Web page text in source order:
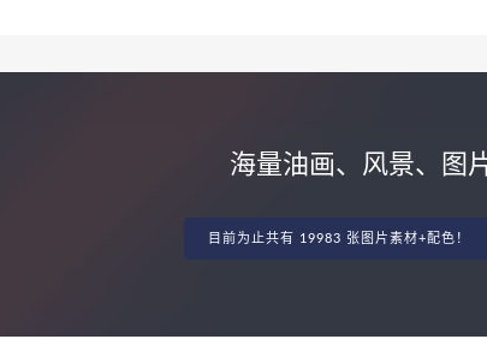
海量油画、风景、图
目前为止共有 19983 张图片素材+配色！